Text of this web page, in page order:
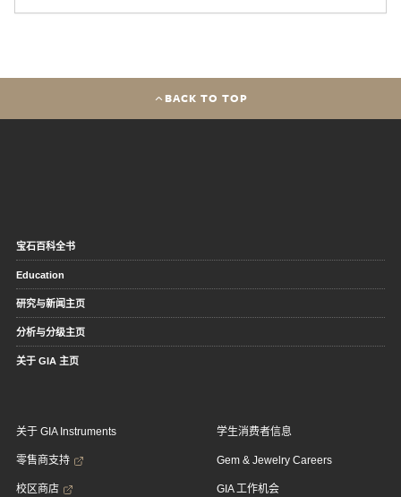
BACK TO TOP
宝石百科全书
Education
研究与新闻主页
分析与分级主页
关于 GIA 主页
关于 GIA Instruments
零售商支持
校区商店
学生消费者信息
Gem & Jewelry Careers
GIA 工作机会